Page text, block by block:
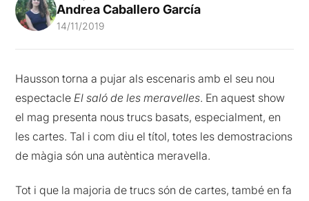
Andrea Caballero García
14/11/2019
Hausson torna a pujar als escenaris amb el seu nou
espectacle El saló de les meravelles. En aquest show
el mag presenta nous trucs basats, especialment, en
les cartes. Tal i com diu el títol, totes les demostracions
de màgia són una autèntica meravella.
Tot i que la majoria de trucs són de cartes, també en fa